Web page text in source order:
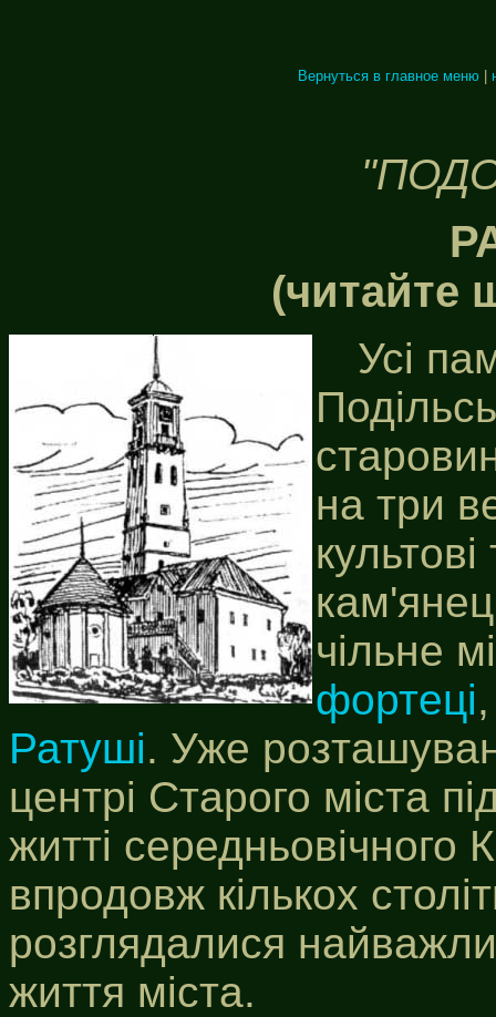
Вернуться в главное меню
(читайте
Усі
на три
чільне
фортеці
Ратуші. Уже
центрі Старого міста
житті середньовічного
впродовж кількох
розглядалися
життя міста.